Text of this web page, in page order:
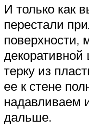
И только как
перестали
поверхности,
декоративной
терку из
ее к стене
надавливаем
дальше.